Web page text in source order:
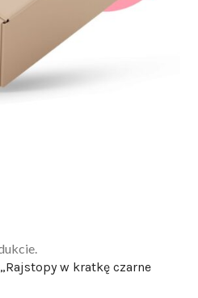
w kratkę czarne